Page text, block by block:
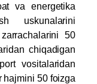
va energetika
uskunalarini
50
chiqadigan
vositalaridan
hajmini 50 foizga